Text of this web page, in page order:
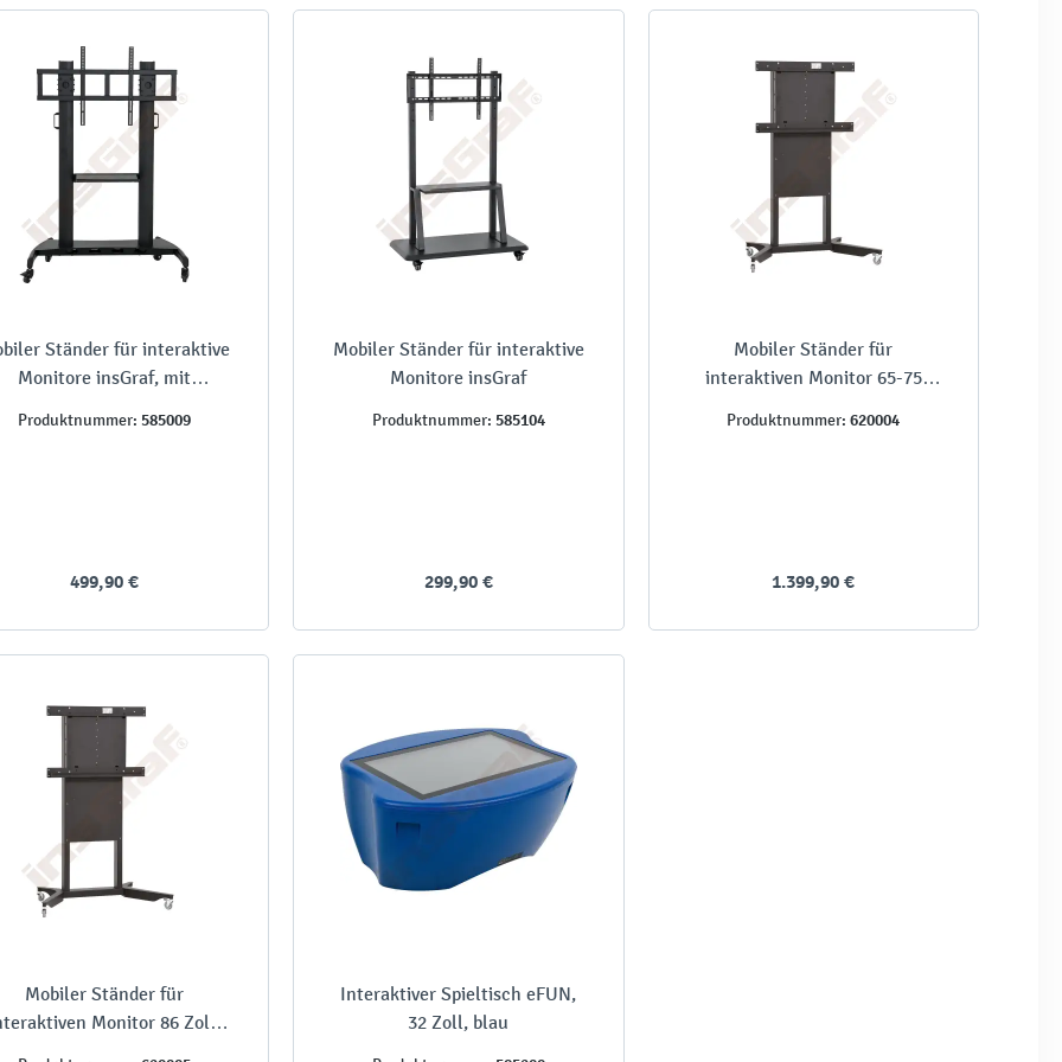
Ständer für interaktive
Monitore insGraf, mit
Produktnummer: 585009
499,90 €
Mobiler Ständer für interaktive
Monitore insGraf
Produktnummer: 585104
299,90 €
Mobiler Ständer für
interaktiven Monitor 65-75
Produktnummer: 620004
1.399,90 €
Mobiler Ständer für
Monitor 86 Zoll,
Interaktiver Spieltisch eFUN,
32 Zoll, blau